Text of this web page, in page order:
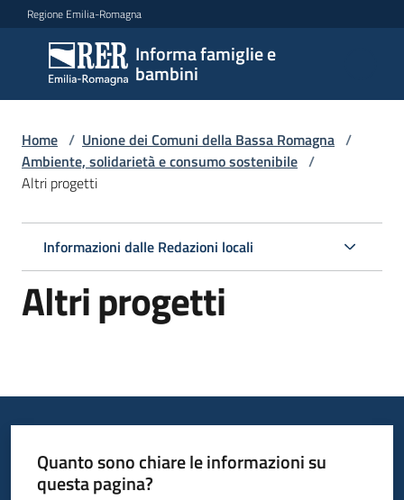
Vai al contenuto
Vai alla navigazione
Vai al footer
Regione Emilia-Romagna
Informa famiglie e
bambini
Informa
famiglie
e
bambini
famiglie
Informazioni
locali
Home / Unione dei Comuni della Bassa Romagna /
Ambiente, solidarietà e consumo sostenibile /
Altri progetti
Informazioni dalle Redazioni locali
Altri progetti
Quanto sono chiare le informazioni su
questa pagina?